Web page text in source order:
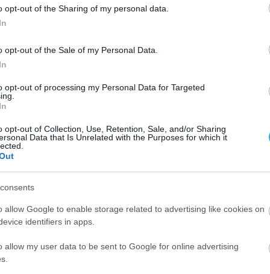
opt-out of the Sharing of my personal data.
opt-out of the Sale of my Personal Data.
opt-out of processing my Personal Data for Targeted
opt-out of Collection, Use, Retention, Sale, and/or Sharing
Data that Is Unrelated with the Purposes for which it
allow Google to enable storage related to advertising like cookies on
identifiers in apps.
allow my user data to be sent to Google for online advertising
να αποφασιστεί για το εάν θα προστεθούν
πλαφόν στο μικτό περιθώριο κέρδους.
προϊόντων πωλούνται με πλαφόν στο
μπει και στο μικροσκόπιο των ελεγκτών.
τόσο τρόφιμα,
καθαριστικά, βρεφικά ειδή και τροφές για
Στόχος του μέτρου είναι να αποφευχθούν οι
αγαθά, όπως είναι τα τρόφιμα.
είναι τι θα γίνει
υψηλόβαθμο κυβερνητικό στέλεχος
ότι είναι δεν γίνεται να αρθούν μέτρα που